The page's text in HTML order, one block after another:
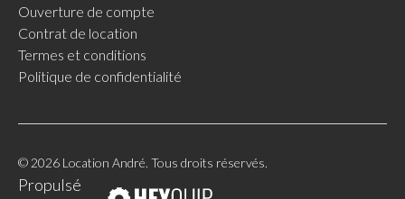
Ouverture de compte
Contrat de location
Termes et conditions
Politique de confidentialité
© 2026 Location André. Tous droits réservés.
Propulsé